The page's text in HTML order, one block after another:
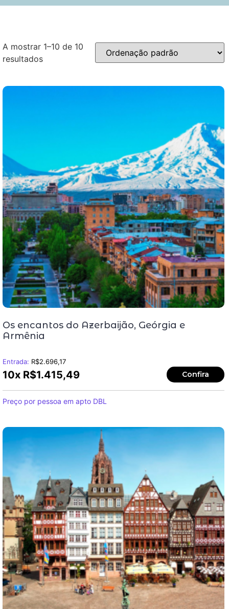
A mostrar 1–10 de 10
resultados
Os encantos do Azerbaijão, Geórgia e
Armênia
Entrada: R$2.696,17
10x R$1.415,49 Confira
Preço por pessoa em apto DBL